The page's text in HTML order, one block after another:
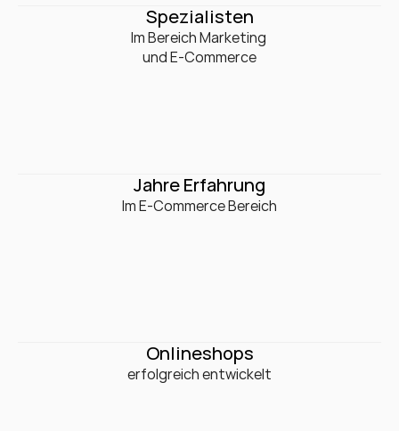
0+
Spezialisten
Im Bereich Marketing
und E-Commerce
0+
Jahre Erfahrung
Im E-Commerce Bereich
0+
Onlineshops
erfolgreich entwickelt